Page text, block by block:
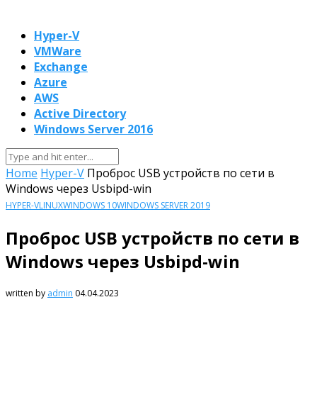
Hyper-V
VMWare
Exchange
Azure
AWS
Active Directory
Windows Server 2016
Home Hyper-V Проброс USB устройств по сети в
Windows через Usbipd-win
HYPER-VLINUXWINDOWS 10WINDOWS SERVER 2019
Проброс USB устройств по сети в
Windows через Usbipd-win
written by admin 04.04.2023